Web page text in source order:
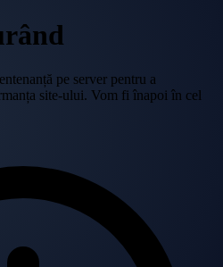
pe server pentru a
site-ului. Vom fi înapoi în cel